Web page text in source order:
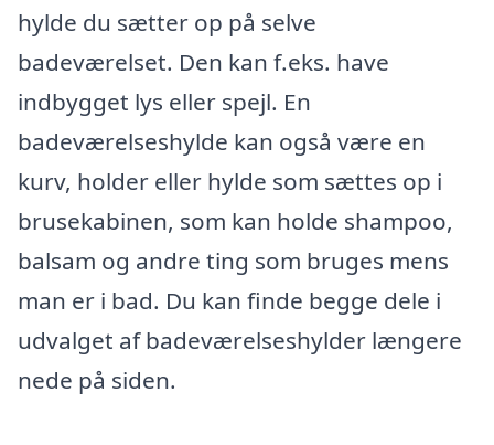
hylde du sætter op på selve
badeværelset. Den kan f.eks. have
indbygget lys eller spejl. En
badeværelseshylde kan også være en
kurv, holder eller hylde som sættes op i
brusekabinen, som kan holde shampoo,
balsam og andre ting som bruges mens
man er i bad. Du kan finde begge dele i
udvalget af badeværelseshylder længere
nede på siden.